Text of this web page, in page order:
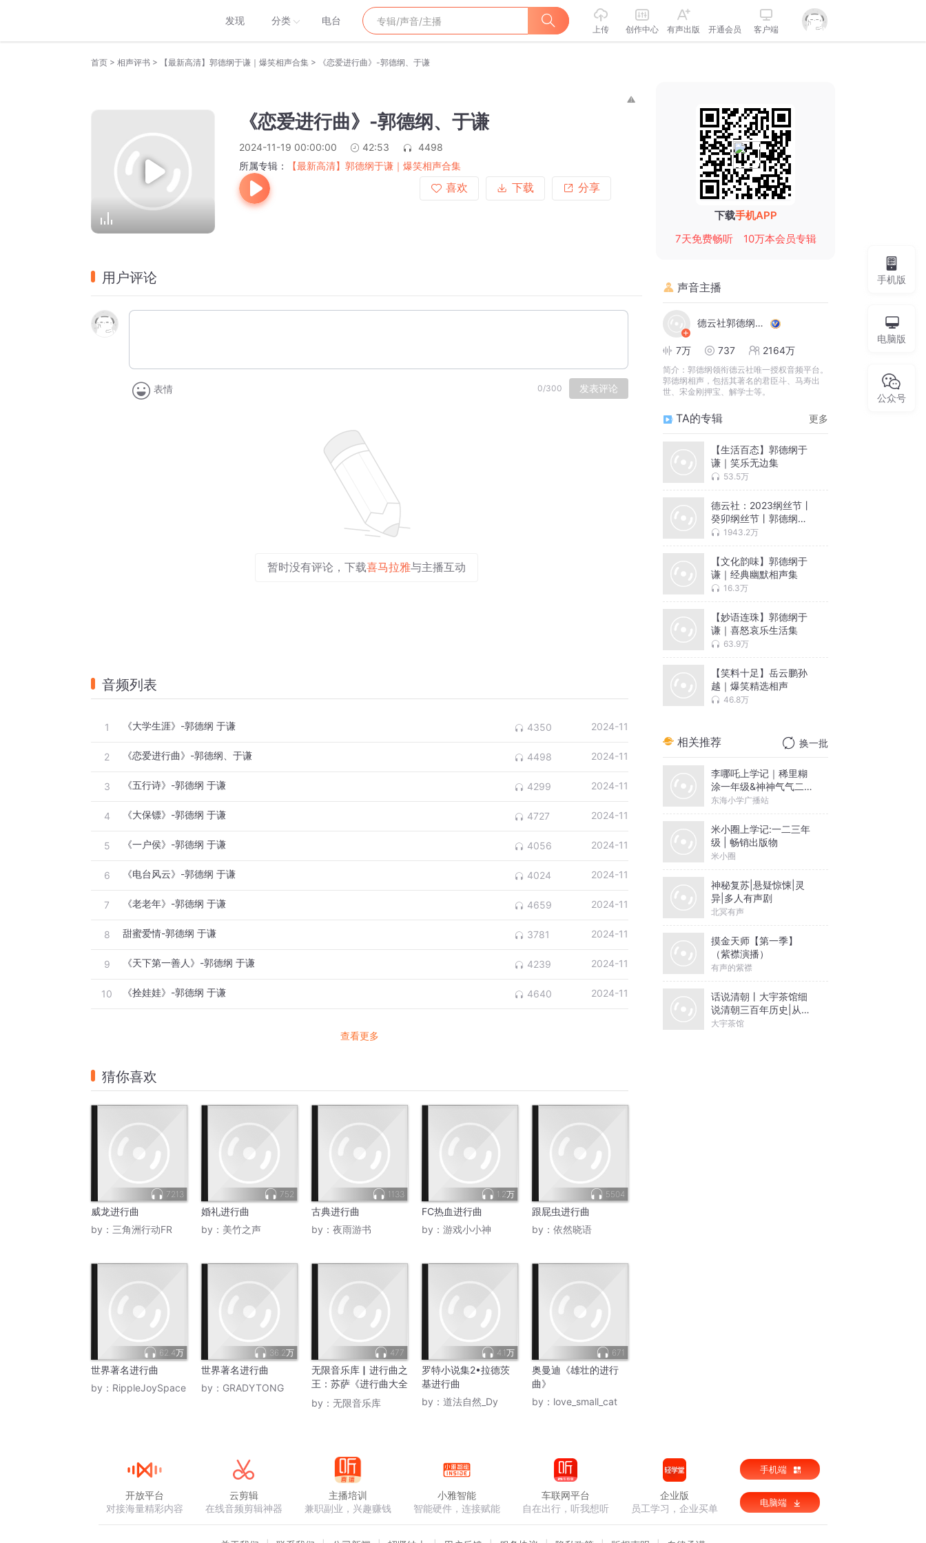
发现 分类 电台
上传 创作中心 有声出版 开通会员 客户端
首页 > 相声评书 > 【最新高清】郭德纲于谦｜爆笑相声合集 > 《恋爱进行曲》-郭德纲、于谦
《恋爱进行曲》-郭德纲、于谦
2024-11-19 00:00:00 42:53
4498
所属专辑：
【最新高清】郭德纲于谦｜爆笑相声合集
喜欢
下载 分享
用户评论
表情 0/300 发表评论
暂时没有评论，下载喜马拉雅与主播互动
音频列表
1 《大学生涯》-郭德纲 于谦 4350 2024-11
2 《恋爱进行曲》-郭德纲、于谦 4498 2024-11
3 《五行诗》-郭德纲 于谦 4299 2024-11
4 《大保镖》-郭德纲 于谦 4727 2024-11
5 《一户侯》-郭德纲 于谦 4056 2024-11
6 《电台风云》-郭德纲 于谦 4024 2024-11
7 《老老年》-郭德纲 于谦 4659 2024-11
8 甜蜜爱情-郭德纲 于谦 3781 2024-11
9 《天下第一善人》-郭德纲 于谦 4239 2024-11
10 《拴娃娃》-郭德纲 于谦 4640 2024-11
查看更多
猜你喜欢
7213
威龙进行曲
by： 三角洲行动FR
752
婚礼进行曲
by： 美竹之声
1133
古典进行曲
by： 夜雨游书
1.2万
FC热血进行曲
by： 游戏小小神
5504
跟屁虫进行曲
by： 依然晓语
62.4万
世界著名进行曲
by： RippleJoySpace
36.2万
世界著名进行曲
by： GRADYTONG
477
无限音乐库▏进行曲之
王：苏萨《进行曲大全
集》
by： 无限音乐库
4.1万
罗特小说集2•拉德茨
基进行曲
by： 道法自然_Dy
671
奥曼迪《雄壮的进行
曲》
by： love_small_cat
下载手机APP
7天免费畅听
10万本会员专辑
声音主播
德云社郭德纲相声VIP
7万 737 2164万
简介： 郭德纲领衔德云社唯一授权音频平台。
郭德纲相声，包括其著名的君臣斗、马寿出
世、宋金刚押宝、解学士等。
TA的专辑 更多
【生活百态】郭德纲于
谦｜笑乐无边集
53.5万
德云社：2023纲丝节丨
癸卯纲丝节丨郭德纲丨
于谦丨相声丨曲艺
1943.2万
【文化韵味】郭德纲于
谦｜经典幽默相声集
16.3万
【妙语连珠】郭德纲于
谦｜喜怒哀乐生活集
63.9万
【笑料十足】岳云鹏孙
越｜爆笑精选相声
46.8万
相关推荐 换一批
李哪吒上学记｜稀里糊
涂一年级&神神气气二年
级
东海小学广播站
米小圈上学记:一二三年
级 | 畅销出版物
米小圈
神秘复苏|悬疑惊悚|灵
异|多人有声剧
北冥有声
摸金天师【第一季】
（紫襟演播）
有声的紫襟
话说清朝丨大宇茶馆细
说清朝三百年历史|从努
尔哈赤到末代皇帝溥仪|
大宇茶馆
手机版
电脑版
公众号
开放平台
对接海量精彩内容
云剪辑
在线音频剪辑神器
主播培训
兼职副业，兴趣赚钱
小雅智能
智能硬件，连接赋能
车联网平台
自在出行，听我想听
企业版
员工学习，企业买单
手机端
电脑端